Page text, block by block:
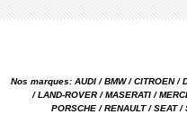
Nos marques: AUDI / BMW / CITROEN /
/ LAND-ROVER / MASERATI /
PORSCHE / RENAULT / SEAT /